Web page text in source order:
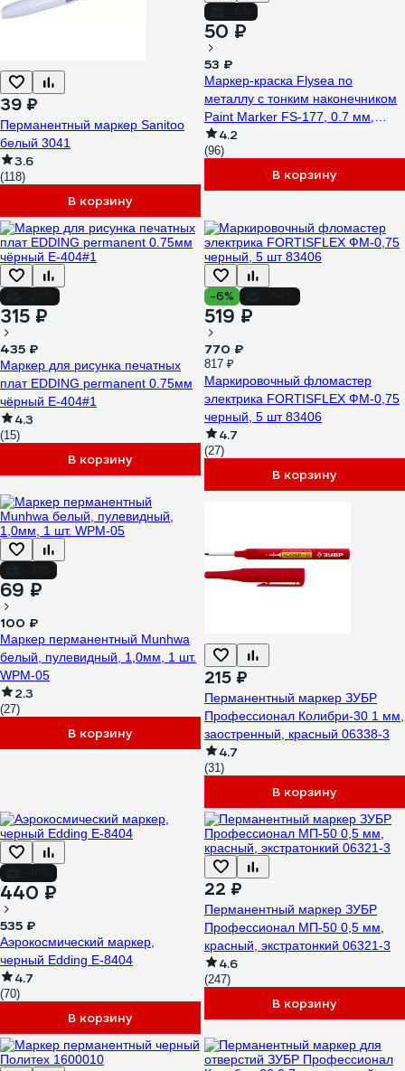
39 ₽
Перманентный маркер Sanitoo
белый 3041
3.6
(118)
В корзину
50 ₽
53 ₽
Маркер-краска Flysea по
металлу с тонким наконечником
Paint Marker FS-177, 0.7 мм,
белый FS-177-white
4.2
(96)
В корзину
315 ₽
435 ₽
Маркер для рисунка печатных
плат EDDING permanent 0.75мм
чёрный E-404#1
4.3
(15)
В корзину
-6%
519 ₽
770 ₽
817 ₽
Маркировочный фломастер
электрика FORTISFLEX ФМ-0,75
черный, 5 шт 83406
4.7
(27)
В корзину
69 ₽
100 ₽
Маркер перманентный Munhwa
белый, пулевидный, 1,0мм, 1 шт.
WPM-05
2.3
(27)
В корзину
215 ₽
Перманентный маркер ЗУБР
Профессионал Колибри-30 1 мм,
заостренный, красный 06338-3
4.7
(31)
В корзину
440 ₽
535 ₽
Аэрокосмический маркер,
черный Edding E-8404
4.7
(70)
В корзину
22 ₽
Перманентный маркер ЗУБР
Профессионал МП-50 0,5 мм,
красный, экстратонкий 06321-3
4.6
(247)
В корзину